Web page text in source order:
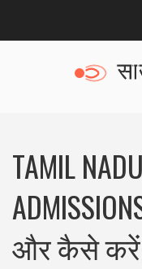
TAMIL
और कैसे करें